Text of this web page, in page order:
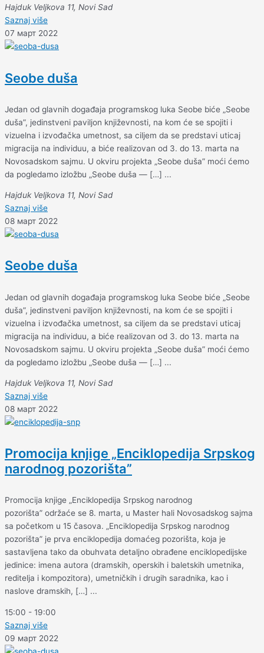
Hajduk Veljkova 11, Novi Sad
Saznaj više
07 март 2022
Seobe duša
Jedan od glavnih događaja programskog luka Seobe biće „Seobe
duša”, jedinstveni paviljon književnosti, na kom će se spojiti i
vizuelna i izvođačka umetnost, sa ciljem da se predstavi uticaj
migracija na individuu, a biće realizovan od 3. do 13. marta na
Novosadskom sajmu. U okviru projekta „Seobe duša” moći ćemo
da pogledamo izložbu „Seobe duša — […] ...
Hajduk Veljkova 11, Novi Sad
Saznaj više
08 март 2022
Seobe duša
Jedan od glavnih događaja programskog luka Seobe biće „Seobe
duša”, jedinstveni paviljon književnosti, na kom će se spojiti i
vizuelna i izvođačka umetnost, sa ciljem da se predstavi uticaj
migracija na individuu, a biće realizovan od 3. do 13. marta na
Novosadskom sajmu. U okviru projekta „Seobe duša” moći ćemo
da pogledamo izložbu „Seobe duša — […] ...
Hajduk Veljkova 11, Novi Sad
Saznaj više
08 март 2022
Promocija knjige „Enciklopedija Srpskog
narodnog pozorišta”
Promocija knjige „Enciklopedija Srpskog narodnog
pozorišta” održaće se 8. marta, u Master hali Novosadskog sajma
sa početkom u 15 časova. „Enciklopedija Srpskog narodnog
pozorišta” je prva enciklopedija domaćeg pozorišta, koja je
sastavljena tako da obuhvata detaljno obrađene enciklopedijske
jedinice: imena autora (dramskih, operskih i baletskih umetnika,
reditelja i kompozitora), umetničkih i drugih saradnika, kao i
naslove dramskih, […] ...
15:00 - 19:00
Saznaj više
09 март 2022